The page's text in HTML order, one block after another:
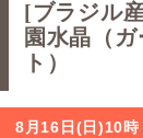
[ブラジル
園水晶（
ト）
8月16日(日)10時